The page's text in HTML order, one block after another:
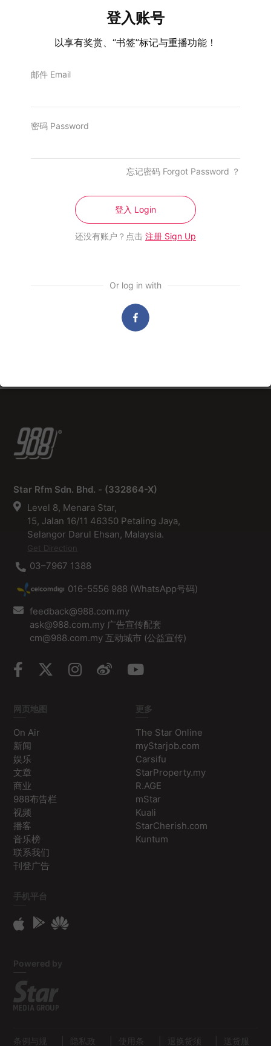
登入账号
以享有奖赏、“书签”标记与重播功能！
邮件 Email
密码 Password
忘记密码 Forgot Password ？
登入 Login
还没有账户？点击 注册 Sign Up
Or log in with
促政府交代
相关988布告栏
988《随十奉陪》由蘋果旅遊呈献
Star Rfm Sdn. Bhd. - (332864-X)
Level 8, Menara Star,
15, Jalan 16/11 46350 Petaling Jaya,
Selangor Darul Ehsan, Malaysia.
Get Direction
03–7967 1388
016-5556 988 (WhatsApp号码)
feedback@988.com.my
ask@988.com.my 广告宣传配套
cm@988.com.my 互动城市 (公益宣传)
网页地图
On Air
新闻
娱乐
文章
商业
988布告栏
视频
播客
音乐榜
联系我们
刊登广告
更多
The Star Online
myStarjob.com
Carsifu
StarProperty.my
R.AGE
mStar
Kuali
StarCherish.com
Kuntum
手机平台
Powered by
条例与规 隐私政 使用条 退换货须 送货服